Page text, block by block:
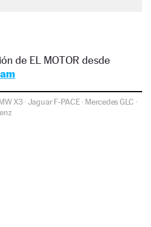
de EL MOTOR desde
X3·Jaguar F-PACE · Mercedes GLC ·